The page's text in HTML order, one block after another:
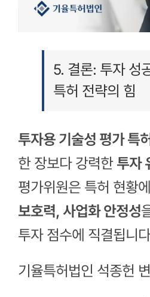
5. 결론: 투자 성
특허 전략의 힘
투자용 기술성 평가 특허
한 장보다 강력한 투자
평가위원은 특허 현황
보호력, 사업화 안정성
투자 점수에 직결됩니
기율특허법인 석종헌